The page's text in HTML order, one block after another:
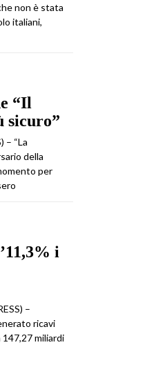
non è stata
italiani,
“Il
sicuro”
– “La
della
per
i
–
ricavi
miliardi